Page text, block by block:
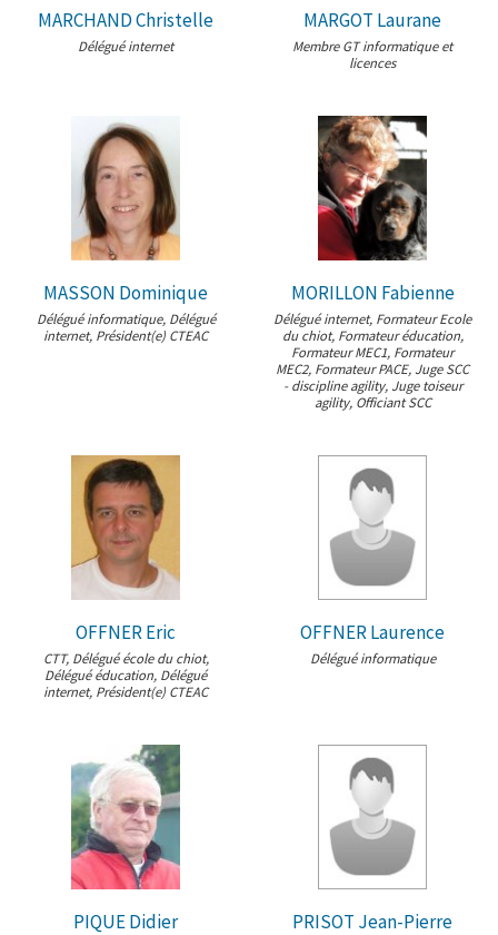
MARCHAND Christelle
Délégué internet
MARGOT Laurane
Membre GT informatique et
licences
MASSON Dominique
Délégué informatique, Délégué
internet, Président(e) CTEAC
MORILLON Fabienne
Délégué internet, Formateur Ecole
du chiot, Formateur éducation,
Formateur MEC1, Formateur
MEC2, Formateur PACE, Juge SCC
- discipline agility, Juge toiseur
agility, Officiant SCC
OFFNER Eric
CTT, Délégué école du chiot,
Délégué éducation, Délégué
internet, Président(e) CTEAC
OFFNER Laurence
Délégué informatique
PIQUE Didier PRISOT Jean-Pierre